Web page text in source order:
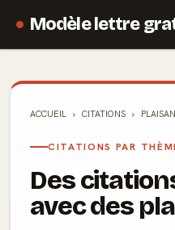
Modèle lettre
ACCUEIL CITATIONS
CITATIONS PAR
Des
avec des